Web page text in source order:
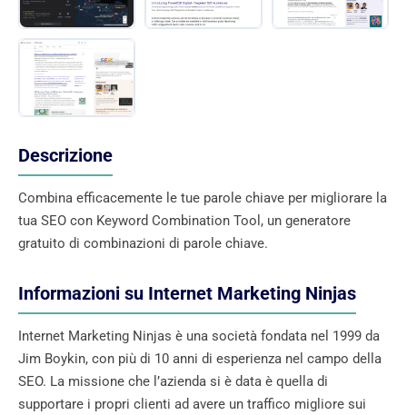
Descrizione
Combina efficacemente le tue parole chiave per migliorare la
tua SEO con Keyword Combination Tool, un generatore
gratuito di combinazioni di parole chiave.
Informazioni su Internet Marketing Ninjas
Internet Marketing Ninjas è una società fondata nel 1999 da
Jim Boykin, con più di 10 anni di esperienza nel campo della
SEO. La missione che l’azienda si è data è quella di
supportare i propri clienti ad avere un traffico migliore sui